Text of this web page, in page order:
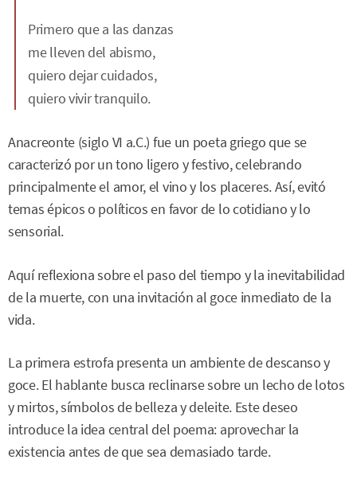
Primero que a las danzas
me lleven del abismo,
quiero dejar cuidados,
quiero vivir tranquilo.
Anacreonte (siglo VI a.C.) fue un poeta griego que se
caracterizó por un tono ligero y festivo, celebrando
principalmente el amor, el vino y los placeres. Así, evitó
temas épicos o políticos en favor de lo cotidiano y lo
sensorial.
Aquí reflexiona sobre el paso del tiempo y la inevitabilidad
de la muerte, con una invitación al goce inmediato de la
vida.
La primera estrofa presenta un ambiente de descanso y
goce. El hablante busca reclinarse sobre un lecho de lotos
y mirtos, símbolos de belleza y deleite. Este deseo
introduce la idea central del poema: aprovechar la
existencia antes de que sea demasiado tarde.